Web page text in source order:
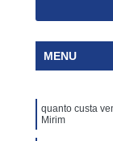
MENU
quanto custa
Mirim